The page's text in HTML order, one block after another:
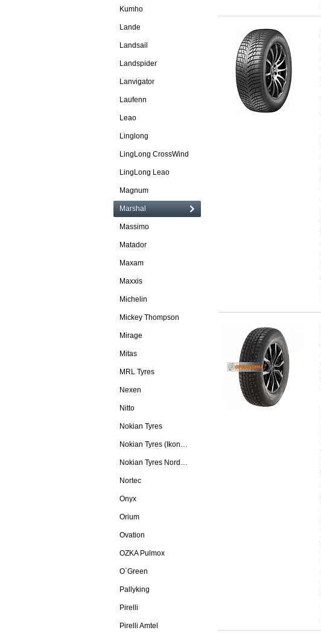
Kumho
Lande
Landsail
Landspider
Lanvigator
Laufenn
Leao
Linglong
LingLong CrossWind
LingLong Leao
Magnum
Marshal
Massimo
Matador
Maxam
Maxxis
Michelin
Mickey Thompson
Mirage
Mitas
MRL Tyres
Nexen
Nitto
Nokian Tyres
Nokian Tyres (Ikon Tyres)
Nokian Tyres Nordman
Nortec
Onyx
Orium
Ovation
OZKA Pulmox
O`Green
Pallyking
Pirelli
Pirelli Amtel